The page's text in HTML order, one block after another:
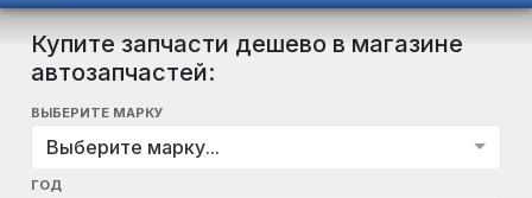
Купите запчасти дешево в магазине
автозапчастей:
ВЫБЕРИТЕ МАРКУ
Выберите марку...
ГОД